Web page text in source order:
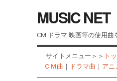
MUSIC NET
CM ドラマ 映画等の使用曲
サイトメニュー＞＞ ト
ＣＭ曲 ｜ ドラマ曲 ｜ アニ